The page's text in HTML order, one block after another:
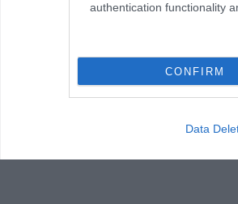
authentication functionality
CONFIRM
Data